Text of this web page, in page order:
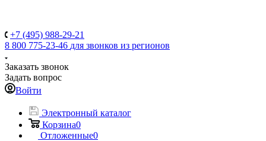
+7 (495) 988-29-21
8 800 775-23-46 для звонков из регионов
Заказать звонок
Задать вопрос
Войти
Электронный каталог
Корзина0
Отложенные0